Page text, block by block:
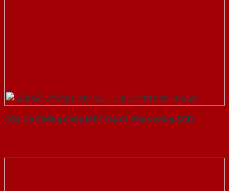
Cửa Gỗ Chống Cháy MDF O4-C1 Phào chi-a-SGD